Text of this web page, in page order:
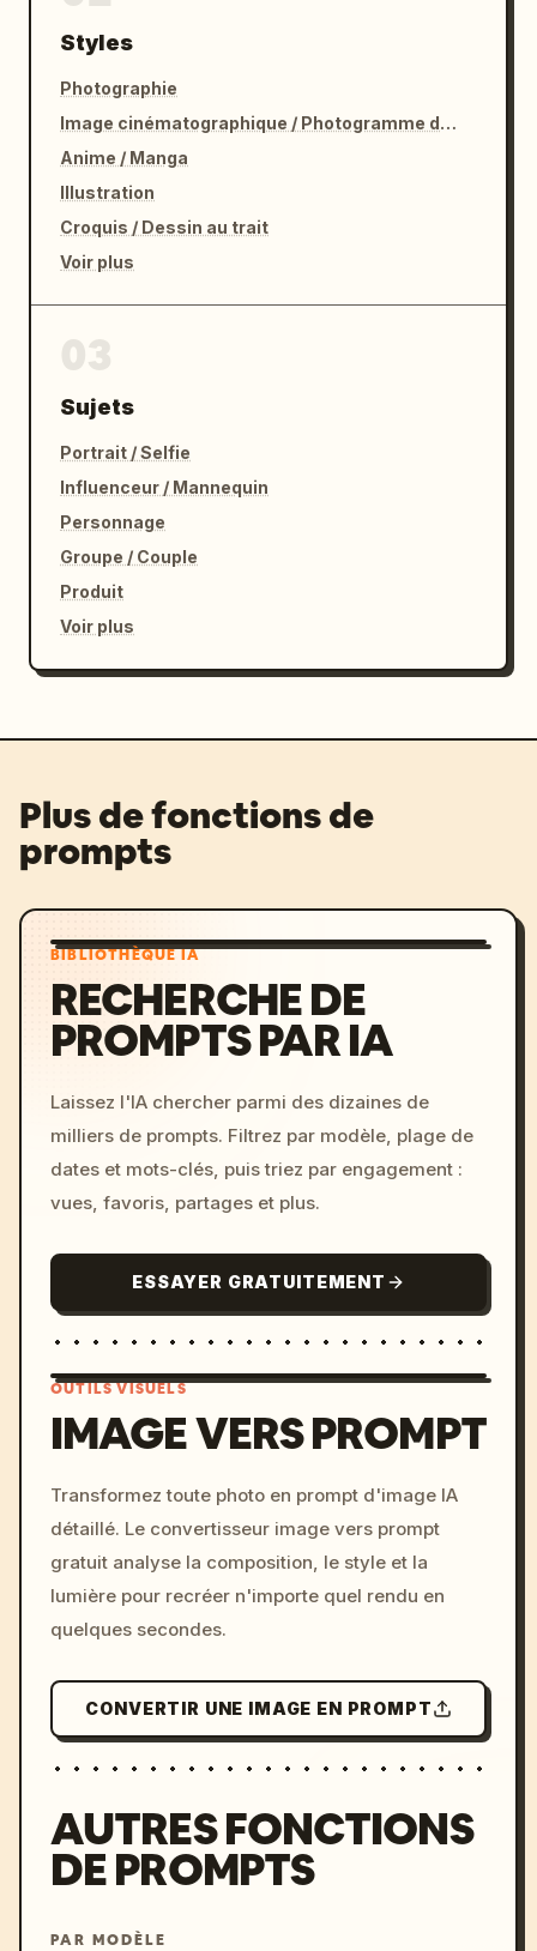
Styles
Photographie
Image cinématographique / Photogramme de film
Anime / Manga
Illustration
Croquis / Dessin au trait
Voir plus
Sujets
Portrait / Selfie
Influenceur / Mannequin
Personnage
Groupe / Couple
Produit
Voir plus
Plus de fonctions de
prompts
BIBLIOTHÈQUE IA
RECHERCHE DE
PROMPTS PAR IA
Laissez l'IA chercher parmi des dizaines de
milliers de prompts. Filtrez par modèle, plage de
dates et mots-clés, puis triez par engagement :
vues, favoris, partages et plus.
ESSAYER GRATUITEMENT
c, cyberpunk sunset, neon
colors, 8k --v 6.0
OUTILS VISUELS
IMAGE VERS PROMPT
Transformez toute photo en prompt d'image IA
détaillé. Le convertisseur image vers prompt
gratuit analyse la composition, le style et la
lumière pour recréer n'importe quel rendu en
quelques secondes.
CONVERTIR UNE IMAGE EN PROMPT
AUTRES FONCTIONS
DE PROMPTS
PAR MODÈLE